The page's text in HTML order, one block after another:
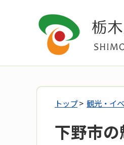
トップ> 観光・イ
下野市の